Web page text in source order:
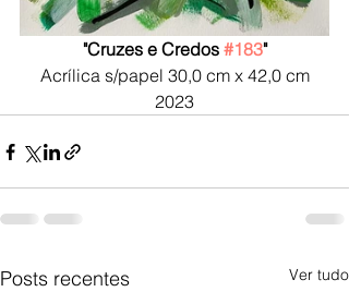
"Cruzes e Credos #183"
Acrílica s/papel 30,0 cm x 42,0 cm
2023
Posts recentes Ver tudo